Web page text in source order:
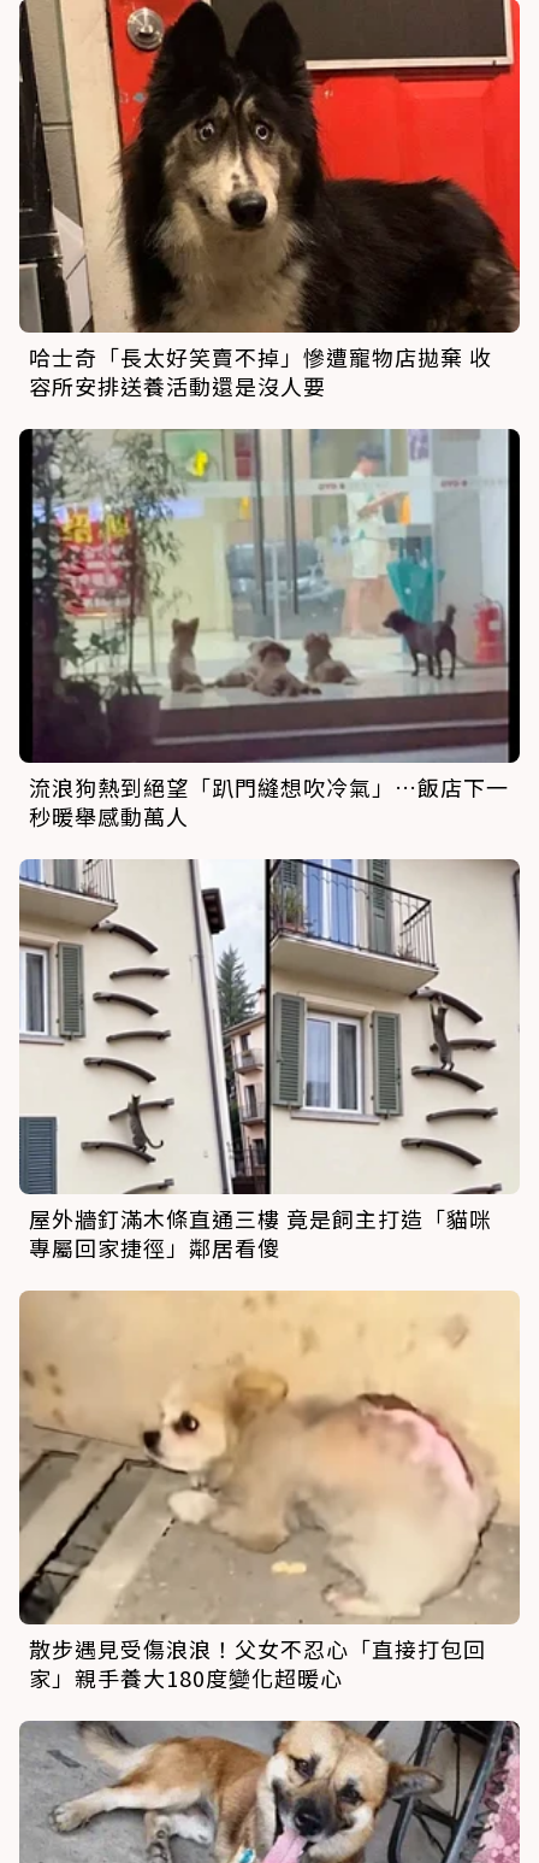
哈士奇「長太好笑賣不掉」慘遭寵物店拋棄 收
容所安排送養活動還是沒人要
流浪狗熱到絕望「趴門縫想吹冷氣」…飯店下一
秒暖舉感動萬人
屋外牆釘滿木條直通三樓 竟是飼主打造「貓咪
專屬回家捷徑」鄰居看傻
散步遇見受傷浪浪！父女不忍心「直接打包回
家」親手養大180度變化超暖心